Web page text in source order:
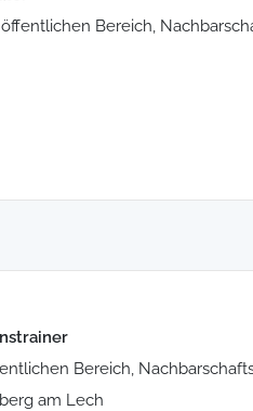
Bereich,
Bereich,
am Lech